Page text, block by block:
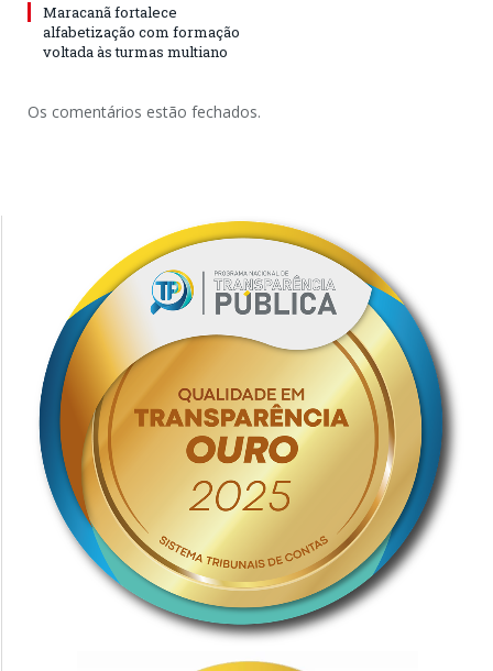
Maracanã fortalece
alfabetização com formação
voltada às turmas multiano
Os comentários estão fechados.